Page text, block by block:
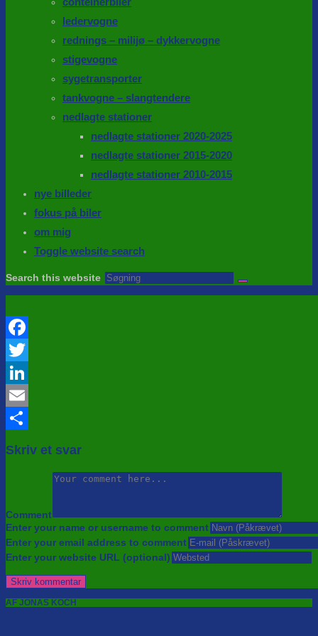
ledervogne
rednings – milijø – dykkervogne
stigevogne
sygetransporter
tankvogne – slangtendere
nedlagte stationer
nedlagte stationer 2020-2025
nedlagte stationer 2015-2020
nedlagte stationer 2010-2015
nye billeder
fokus på biler
om mig
Toggle website search
Search this website
Facebook
Twitter
LinkedIn
Email
Skriv et svar
Comment
Enter your name or username to comment
Enter your email address to comment
Enter your website URL (optional)
AF JONAS KOCH